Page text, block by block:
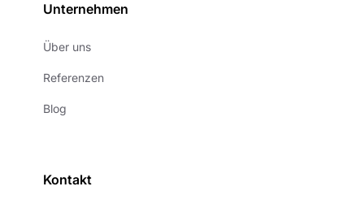
Unternehmen
Über uns
Referenzen
Blog
Kontakt